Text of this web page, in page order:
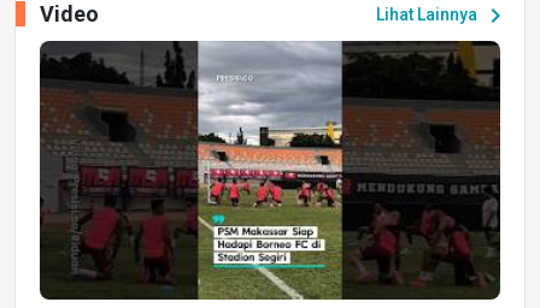
Lihat Lainnya chevron_right
Video